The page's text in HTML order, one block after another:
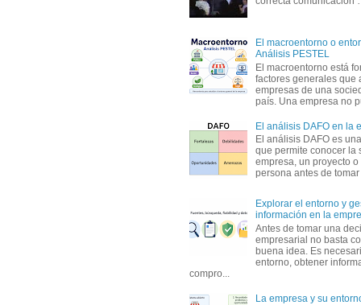
El macroentorno o
Análisis PESTEL
El macroentorno está
factores generales que
empresas de una
país. Una empresa no
El análisis DAFO en la
El análisis DAFO es
que permite conocer la
empresa, un proyecto
persona antes de
Explorar el entorno y
información en la
Antes de tomar una
empresarial no basta
buena idea. Es
entorno, obtener
compro...
La empresa y su